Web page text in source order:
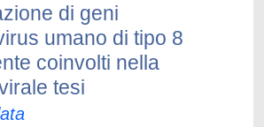
di geni
umano di tipo 8
coinvolti nella
tesi